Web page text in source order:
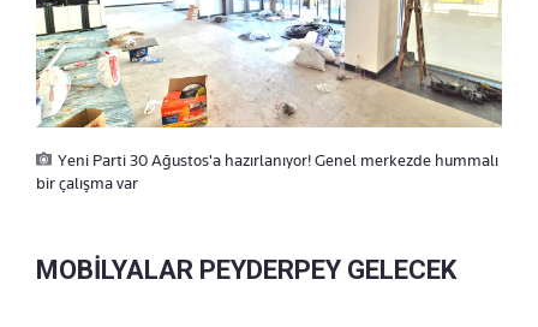
Yeni Parti 30 Ağustos'a hazırlanıyor! Genel merkezde hummalı
bir çalışma var
MOBİLYALAR PEYDERPEY GELECEK